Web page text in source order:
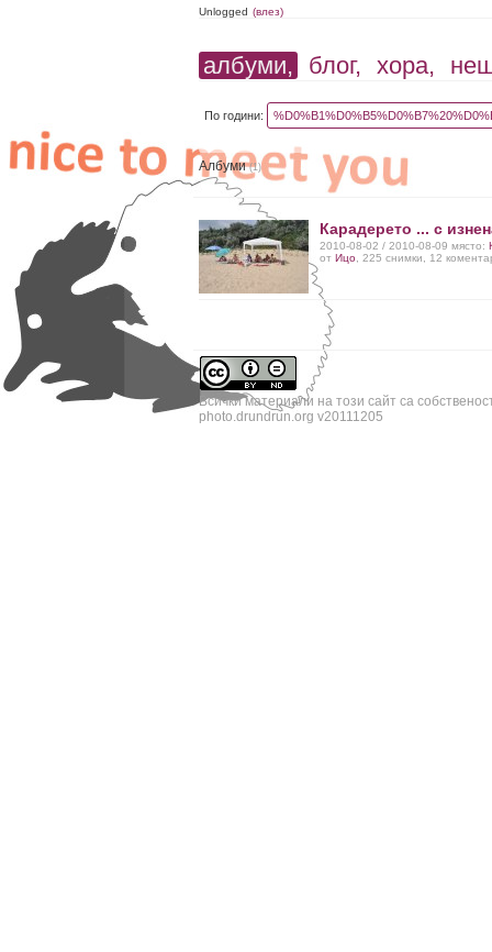
Unlogged (влез)
албуми, блог, хора,
По години:
Албуми(1)
Карадерето ... с
2010-08-02 / 2010-08-09 място:
отИцо , 225 снимки, 12
Всички материали на този сайт са
photo.drundrun.org v20111205